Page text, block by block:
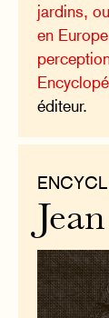
jardins,
en
éditeur.